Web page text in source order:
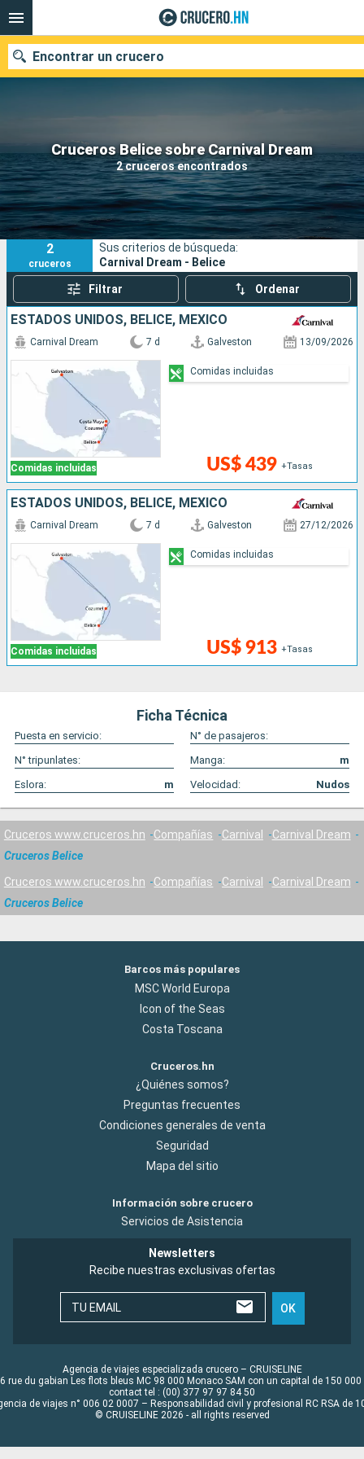
Cruceros Belice sobre Carnival Dream
2 cruceros encontrados
Encontrar un crucero
Nuestros destinos
Fecha de salida
Puertos Compañías
Buscar
2
cruceros
Sus criterios de búsqueda:
Carnival Dream - Belice
Filtrar Ordenar
ESTADOS UNIDOS, BELICE, MÉXICO
Comidas incluidas
Carnival Dream 7 d Galveston 13/09/2026
US$ 439 +Tasas
Comidas incluidas
ESTADOS UNIDOS, BELICE, MÉXICO
Comidas incluidas
Carnival Dream 7 d Galveston 27/12/2026
US$ 913 +Tasas
Comidas incluidas
Ficha Técnica
Puesta en servicio:
N° de pasajeros:
N° tripunlates:
Manga:
m
Eslora:
m Velocidad: Nudos
Cruceros www.cruceros.hn Compañías Carnival
Carnival Dream
Cruceros Belice
Cruceros www.cruceros.hn Compañías Carnival
Carnival Dream
Cruceros Belice
Barcos más populares
MSC World Europa
Icon of the Seas
Costa Toscana
Cruceros.hn
¿Quiénes somos?
Preguntas frecuentes
Condiciones generales de venta
Seguridad
Mapa del sitio
Información sobre crucero
Servicios de Asistencia
Newsletters
Recibe nuestras exclusivas ofertas
TU EMAIL OK
Agencia de viajes especializada crucero – CRUISELINE
rue du gabian Les flots bleus MC 98 000 Monaco SAM con un capital de 150 000
contact tel : (00) 377 97 97 84 50
de viajes n° 006 02 0007 – Responsabilidad civil y profesional RC RSA de
© CRUISELINE 2026 - all rights reserved